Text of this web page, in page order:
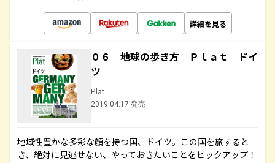
詳細を見る
０６ 地球の歩き方 Ｐｌａｔ ドイ
ツ
Plat
2019.04.17 発売
地域性豊かな多彩な顔を持つ国、ドイツ。この国を旅すると
き、絶対に見逃せない、やっておきたいことをピックアップ！